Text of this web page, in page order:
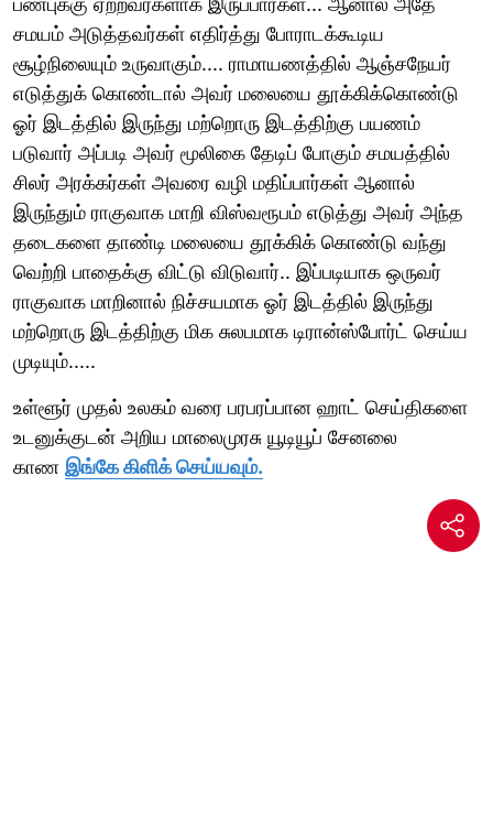
சமயம் அடுத்தவர்கள் எதிர்த்து போராடக்கூடிய
சூழ்நிலையும் உருவாகும்.... ராமாயணத்தில் ஆஞ்சநேயர்
எடுத்துக் கொண்டால் அவர் மலையை தூக்கிக்கொண்டு
ஓர் இடத்தில் இருந்து மற்றொரு இடத்திற்கு பயணம்
படுவார் அப்படி அவர் மூலிகை தேடிப் போகும் சமயத்தில்
சிலர் அரக்கர்கள் அவரை வழி மதிப்பார்கள் ஆனால்
இருந்தும் ராகுவாக மாறி விஸ்வரூபம் எடுத்து அவர் அந்த
தடைகளை தாண்டி மலையை தூக்கிக் கொண்டு வந்து
வெற்றி பாதைக்கு விட்டு விடுவார்.. இப்படியாக ஒருவர்
ராகுவாக மாறினால் நிச்சயமாக ஓர் இடத்தில் இருந்து
மற்றொரு இடத்திற்கு மிக சுலபமாக டிரான்ஸ்போர்ட் செய்ய
முடியும்.....
உள்ளூர் முதல் உலகம் வரை பரபரப்பான ஹாட் செய்திகளை
உடனுக்குடன் அறிய மாலைமுரசு யூடியூப் சேனலை
காண இங்கே கிளிக் செய்யவும்.